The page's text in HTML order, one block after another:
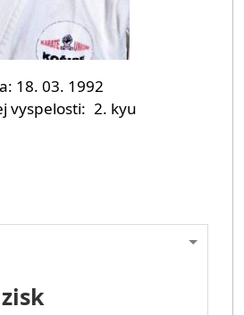
18. 03. 1992
vyspelosti
2. kyu